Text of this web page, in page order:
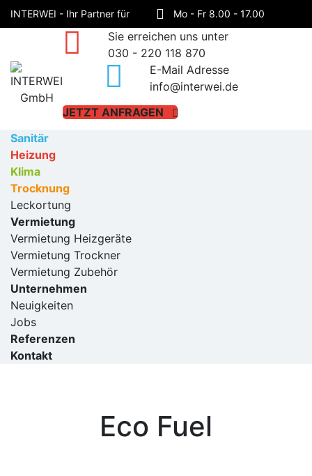
Skip
to
INTERWEI - Ihr Partner für
Sanitär, Heizung, Klima und
Trocknung!
Mo - Fr 8.00 - 17.00
Haynauer Straße 60,
12249 Berlin
Sie erreichen uns unter
030 - 220 118 870
E-Mail Adresse
info@interwei.de
JETZT ANFRAGEN
Sanitär
Heizung
Klima
Trocknung
Leckortung
Vermietung
Vermietung Heizgeräte
Vermietung Trockner
Vermietung Zubehör
Unternehmen
Neuigkeiten
Jobs
Referenzen
Kontakt
Eco Fuel